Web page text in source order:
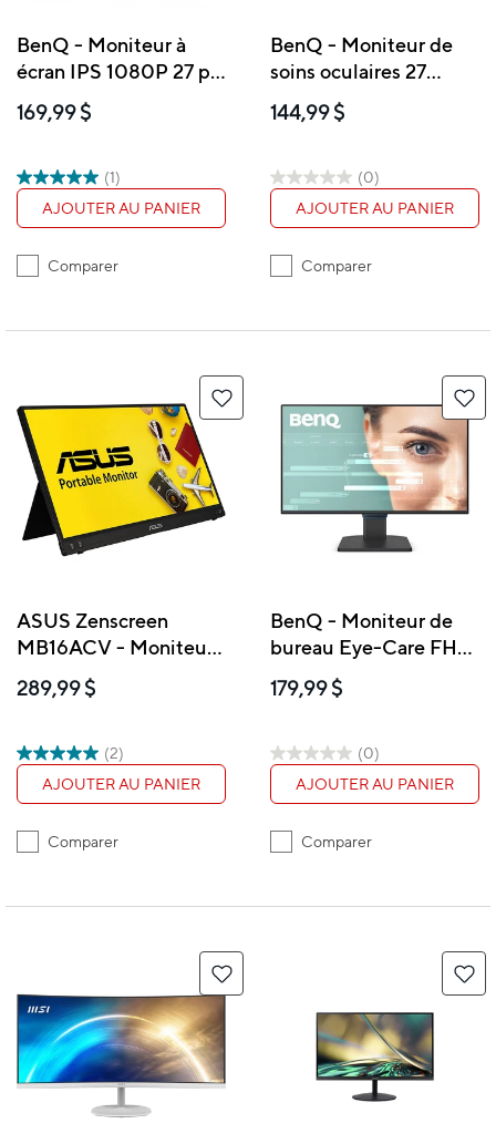
BenQ - Moniteur à
écran IPS 1080P 27 po
100 Hz 99 % sRVB -
GW2790
169,99 $
(1)
AJOUTER AU PANIER
Comparer
BenQ - Moniteur de
soins oculaires 27
pouces 1080p IPS 100
Hz - GW2791
144,99 $
(0)
AJOUTER AU PANIER
Comparer
ASUS Zenscreen
MB16ACV - Moniteur
portable 15,6 PO, USB,
Full HD, IPS
289,99 $
(2)
AJOUTER AU PANIER
Comparer
BenQ - Moniteur de
bureau Eye-Care FHD
1080p de 27 po
179,99 $
(0)
AJOUTER AU PANIER
Comparer